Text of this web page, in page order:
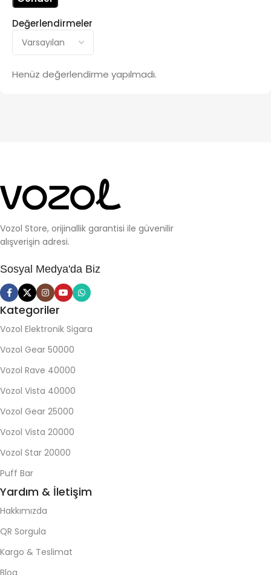
Değerlendirmeler
Henüz değerlendirme yapılmadı.
Vozol Store, orijinallik garantisi ile güvenilir
alışverişin adresi.
Sosyal Medya'da Biz
Kategoriler
Vozol Elektronik Sigara
Vozol Gear 50000
Vozol Rave 40000
Vozol Vista 40000
Vozol Gear 25000
Vozol Vista 20000
Vozol Star 20000
Puff Bar
Yardım & İletişim
Hakkımızda
QR Sorgula
Kargo & Teslimat